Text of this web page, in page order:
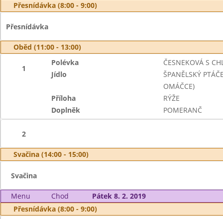
Přesnídávka (8:00 - 9:00)
Přesnídávka
Oběd (11:00 - 13:00)
1
Polévka
ČESNEKOVÁ S
Jídlo
ŠPANĚLSKÝ
OMÁČCE)
Příloha
RÝŽE
Doplněk
POMERANČ
2
Svačina (14:00 - 15:00)
Svačina
Menu Chod
Pátek 8. 2. 2019
Přesnídávka (8:00 - 9:00)